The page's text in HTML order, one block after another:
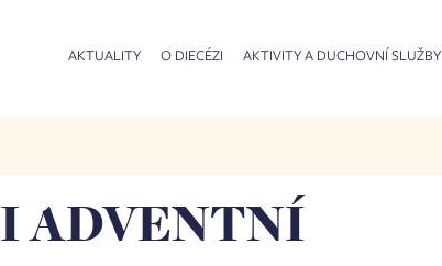
AKTUALITY O DIECÉZI AKTIVITY A DUCHOVNÍ SLUŽBY
ADVENTNÍ